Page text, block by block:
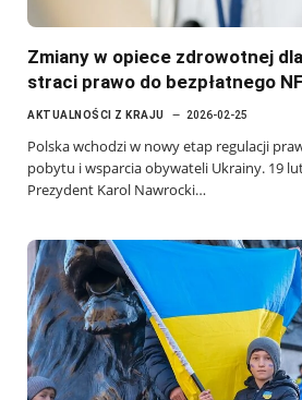
Zmiany w opiece zdrowotnej
straci prawo do bezpłatnego
AKTUALNOŚCI Z KRAJU 2026-02-25
Polska wchodzi w nowy etap regulacji
pobytu i wsparcia obywateli Ukrainy. 19
Prezydent Karol Nawrocki…